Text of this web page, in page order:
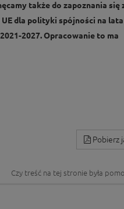
także do zapoznania się
dla polityki spójności na
2027. Opracowanie to ma
Pobierz
Czy treść na tej stronie była